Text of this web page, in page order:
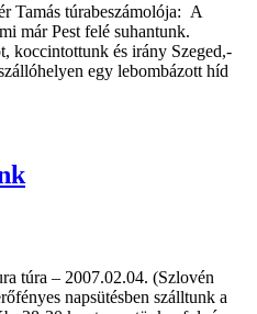
Tamás túrabeszámolója: A
már Pest felé suhantunk.
koccintottunk és irány Szeged,-
egy lebombázott híd
túra – 2007.02.04. (Szlovén
napsütésben szálltunk a